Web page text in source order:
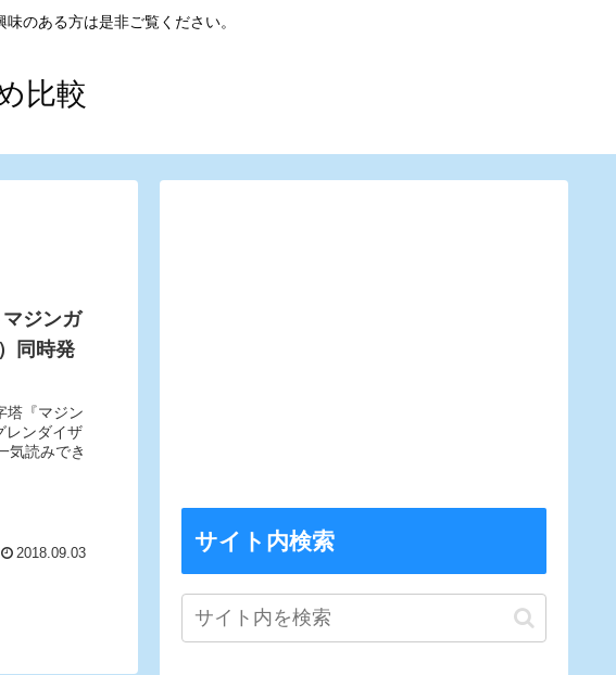
のある方は是非ご覧ください。
比較
ジンガ
同時発
塔『マジン
レンダイザ
気読みでき
2018.09.03
サイト内検索